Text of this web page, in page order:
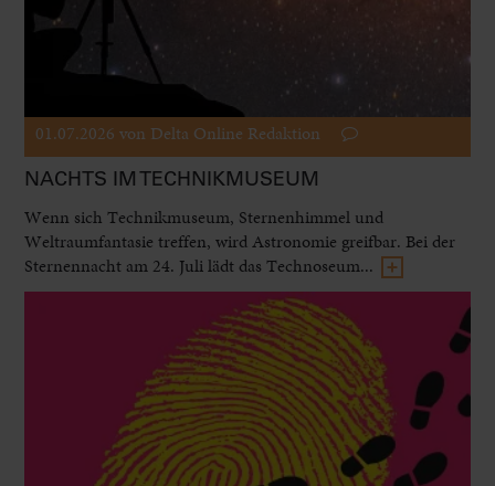
01.07.2026 von Delta Online Redaktion
NACHTS IM TECHNIKMUSEUM
Wenn sich Technikmuseum, Sternenhimmel und
Weltraumfantasie treffen, wird Astronomie greifbar. Bei der
Sternennacht am 24. Juli lädt das Technoseum...